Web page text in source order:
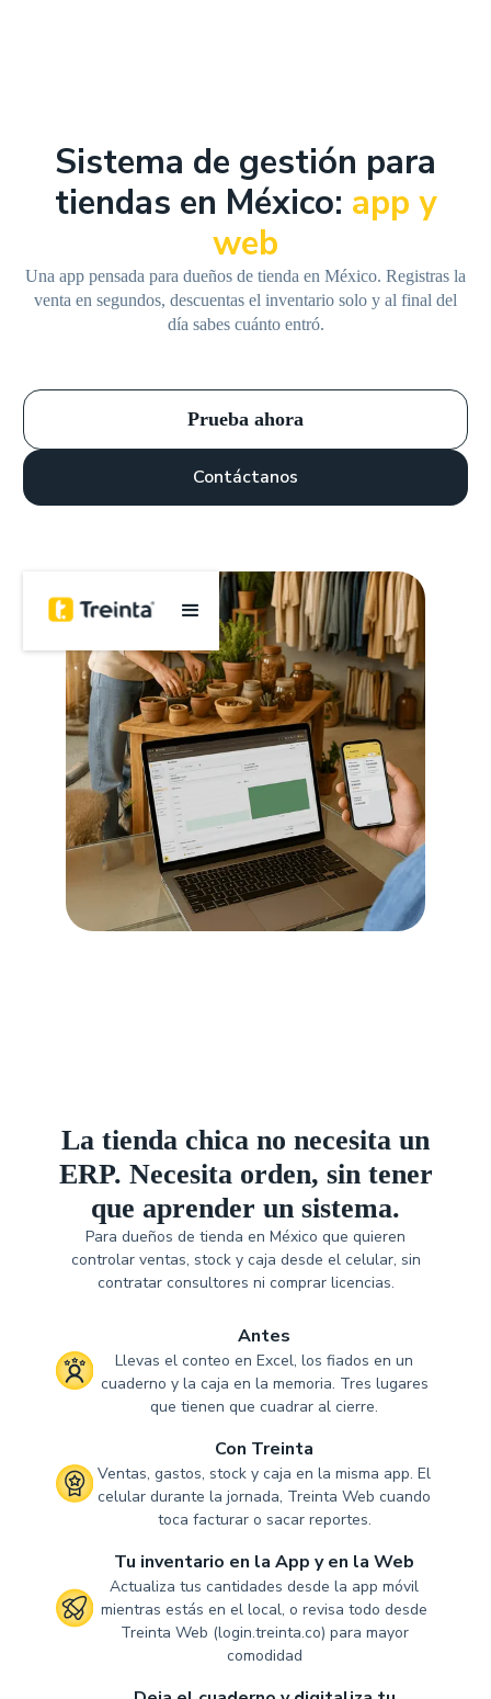
Sistema de gestión para
tiendas en México: app y
web
Una app pensada para dueños de tienda en México. Registras la
venta en segundos, descuentas el inventario solo y al final del
día sabes cuánto entró.
Prueba ahora
Contáctanos
La tienda chica no necesita un
ERP. Necesita orden, sin tener
que aprender un sistema.
Para dueños de tienda en México que quieren
controlar ventas, stock y caja desde el celular, sin
contratar consultores ni comprar licencias.
Antes
Llevas el conteo en Excel, los fiados en un
cuaderno y la caja en la memoria. Tres lugares
que tienen que cuadrar al cierre.
Con Treinta
Ventas, gastos, stock y caja en la misma app. El
celular durante la jornada, Treinta Web cuando
toca facturar o sacar reportes.
Tu inventario en la App y en la Web
Actualiza tus cantidades desde la app móvil
mientras estás en el local, o revisa todo desde
Treinta Web (login.treinta.co) para mayor
comodidad